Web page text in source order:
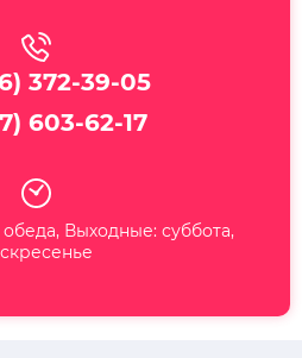
372-39-05
603-62-17
Выходные: суббота,